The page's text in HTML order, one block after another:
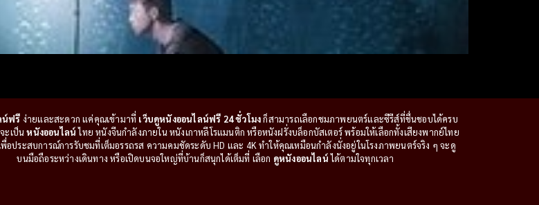
น์ฟรี ง่ายและสะดวก แค่คุณเข้ามาที่ เว็บดูหนังออนไลน์ฟรี 24 ชั่วโมงก็สามารถเลือกชมภาพยนตร์และซีรีส์ที่ชื่นชอบได้ครบ
ะเป็นหนังออนไลน์ไทย หนังจีนกำลังภายใน หนังเกาหลีโรแมนติก หรือหนังฝรั่งบล็อกบัสเตอร์ พร้อมให้เลือกทั้งเสียงพากย์ไทย
อประสบการณ์การรับชมที่เต็มอรรถรส ความคมชัดระดับ HD และ 4K ทำให้คุณเหมือนกำลังนั่งอยู่ในโรงภาพยนตร์จริง ๆ จะดู
บนมือถือระหว่างเดินทาง หรือเปิดบนจอใหญ่ที่บ้านก็สนุกได้เต็มที่ เลือก ดูหนังออนไลน์ได้ตามใจทุกเวลา